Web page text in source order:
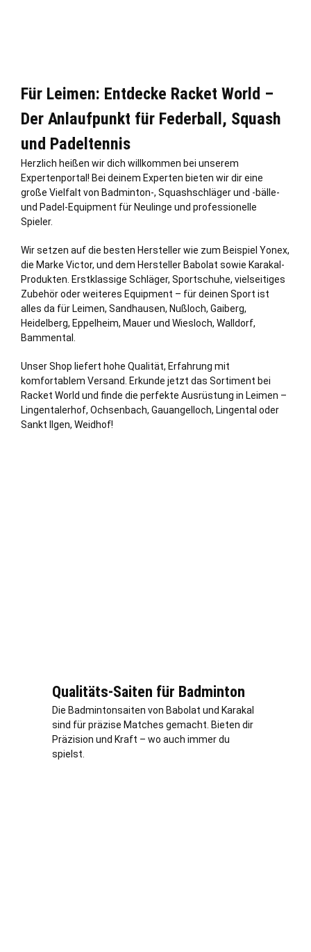
Für Leimen: Entdecke Racket World –
Der Anlaufpunkt für Federball, Squash
und Padeltennis
Herzlich heißen wir dich willkommen bei unserem
Expertenportal! Bei deinem Experten bieten wir dir eine
große Vielfalt von Badminton-, Squashschläger und -bälle-
und Padel-Equipment für Neulinge und professionelle
Spieler.
Wir setzen auf die besten Hersteller wie zum Beispiel Yonex,
die Marke Victor, und dem Hersteller Babolat sowie Karakal-
Produkten. Erstklassige Schläger, Sportschuhe, vielseitiges
Zubehör oder weiteres Equipment – für deinen Sport ist
alles da für Leimen, Sandhausen, Nußloch, Gaiberg,
Heidelberg, Eppelheim, Mauer und Wiesloch, Walldorf,
Bammental.
Unser Shop liefert hohe Qualität, Erfahrung mit
komfortablem Versand. Erkunde jetzt das Sortiment bei
Racket World und finde die perfekte Ausrüstung in Leimen –
Lingentalerhof, Ochsenbach, Gauangelloch, Lingental oder
Sankt Ilgen, Weidhof!
Qualitäts-Saiten für Badminton
Die Badmintonsaiten von Babolat und Karakal
sind für präzise Matches gemacht. Bieten dir
Präzision und Kraft – wo auch immer du
spielst.